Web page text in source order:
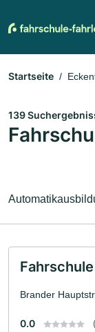
Startseite
139
Brander
0.0